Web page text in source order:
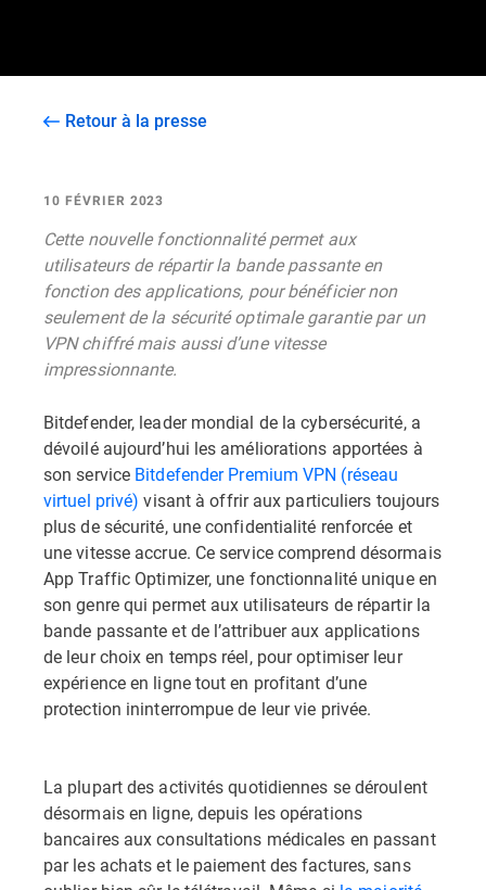
Retour à la presse
10 FÉVRIER 2023
Cette nouvelle fonctionnalité permet aux
utilisateurs de répartir la bande passante en
fonction des applications, pour bénéficier non
seulement de la sécurité optimale garantie par un
VPN chiffré mais aussi d’une vitesse
impressionnante.
Bitdefender, leader mondial de la cybersécurité, a
dévoilé aujourd’hui les améliorations apportées à
son service Bitdefender Premium VPN (réseau
virtuel privé) visant à offrir aux particuliers toujours
plus de sécurité, une confidentialité renforcée et
une vitesse accrue. Ce service comprend désormais
App Traffic Optimizer, une fonctionnalité unique en
son genre qui permet aux utilisateurs de répartir la
bande passante et de l’attribuer aux applications
de leur choix en temps réel, pour optimiser leur
expérience en ligne tout en profitant d’une
protection ininterrompue de leur vie privée.
La plupart des activités quotidiennes se déroulent
désormais en ligne, depuis les opérations
bancaires aux consultations médicales en passant
par les achats et le paiement des factures, sans